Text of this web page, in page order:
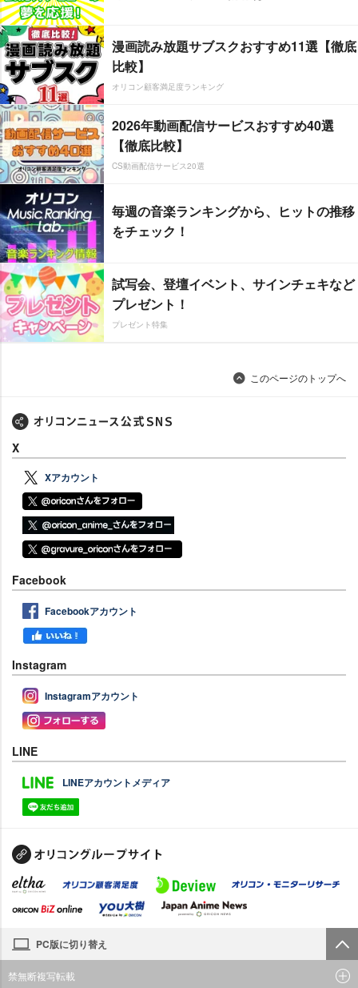
漫画読み放題サブスクおすすめ11選【徹底
比較】
オリコン顧客満足度ランキング
2026年動画配信サービスおすすめ40選
【徹底比較】
CS動画配信サービス20選
毎週の音楽ランキングから、ヒットの推移
をチェック！
試写会、登壇イベント、サインチェキなど
プレゼント！
プレゼント特集
このページのトップへ
X
Xアカウント
Facebook
Facebookアカウント
Instagram
Instagramアカウント
LINE
LINEアカウントメディア
PC版に切り替え
禁無断複写転載